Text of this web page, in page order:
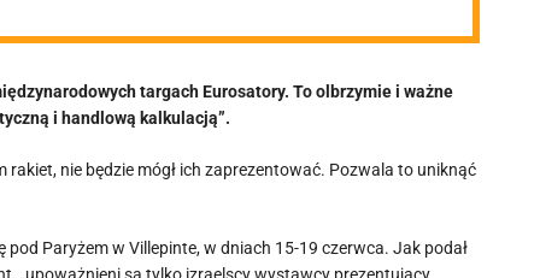
targach Eurosatory. To olbrzymie i ważne
i handlową kalkulacją”.
nie będzie mógł ich zaprezentować. Pozwala to uniknąć
Paryżem w Villepinte, w dniach 15-19 czerwca. Jak podał